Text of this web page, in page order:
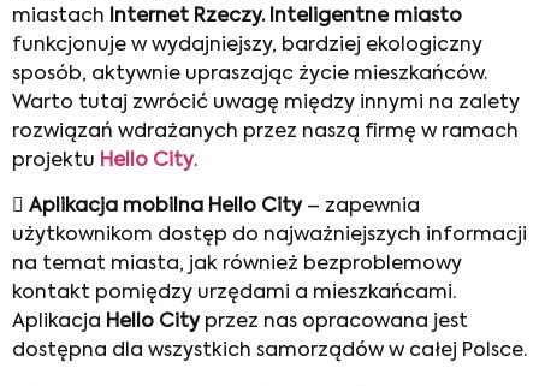
miastach
Internet Rzeczy. Inteligentne miasto
funkcjonuje w wydajniejszy, bardziej ekologiczny
sposób, aktywnie upraszając życie mieszkańców.
Warto tutaj zwrócić uwagę między innymi na zalety
rozwiązań wdrażanych przez naszą firmę w ramach
projektu Hello City.
 Aplikacja mobilna Hello City– zapewnia
użytkownikom dostęp do najważniejszych informacji
na temat miasta, jak również bezproblemowy
kontakt pomiędzy urzędami a mieszkańcami.
Aplikacja Hello Cityprzez nas opracowana jest
dostępna dla wszystkich samorządów w całej Polsce.